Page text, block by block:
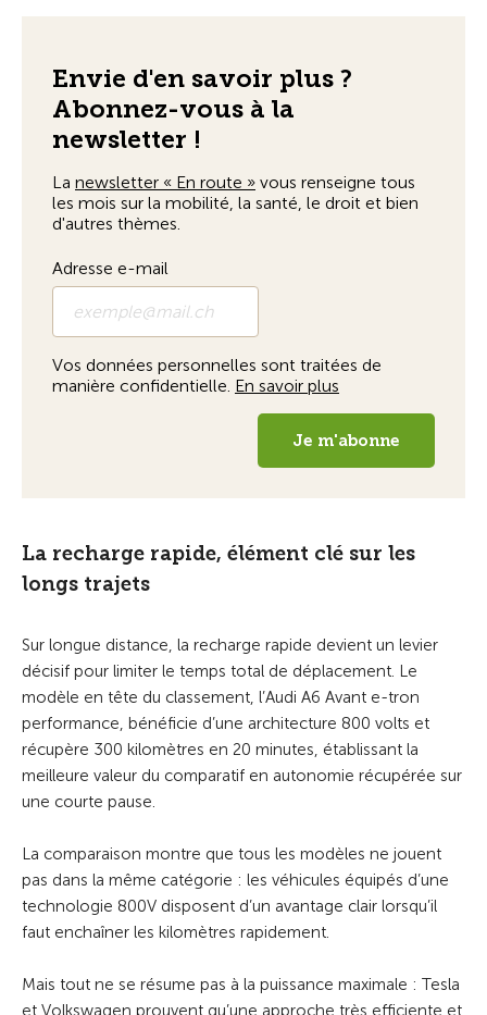
La recharge rapide, élément clé sur les
longs trajets
Sur longue distance, la recharge rapide devient un levier
décisif pour limiter le temps total de déplacement. Le
modèle en tête du classement, l’Audi A6 Avant e-tron
performance, bénéficie d’une architecture 800 volts et
récupère 300 kilomètres en 20 minutes, établissant la
meilleure valeur du comparatif en autonomie récupérée sur
une courte pause.
La comparaison montre que tous les modèles ne jouent
pas dans la même catégorie : les véhicules équipés d’une
technologie 800V disposent d’un avantage clair lorsqu’il
faut enchaîner les kilomètres rapidement.
Mais tout ne se résume pas à la puissance maximale : Tesla
et Volkswagen prouvent qu’une approche très efficiente et